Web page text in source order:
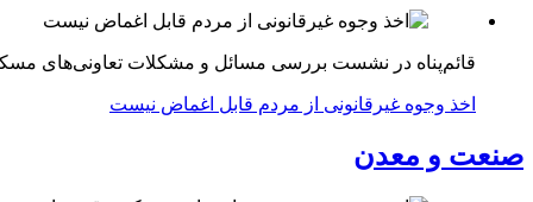
قائم‌پناه در نشست بررسی مسائل و مشکلات تعاونی‌های
اخذ وجوه غیرقانونی از مردم قابل اغماض نیست
صنعت و معدن